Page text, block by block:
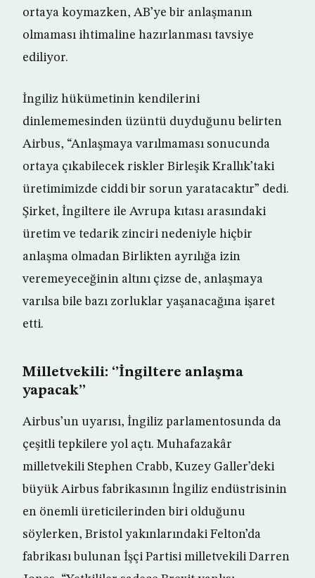
ortaya koymazken, AB’ye bir anlaşmanın
olmaması ihtimaline hazırlanması tavsiye
ediliyor.
İngiliz hükümetinin kendilerini
dinlememesinden üzüntü duyduğunu belirten
Airbus, “Anlaşmaya varılmaması sonucunda
ortaya çıkabilecek riskler Birleşik Krallık’taki
üretimimizde ciddi bir sorun yaratacaktır” dedi.
Şirket, İngiltere ile Avrupa kıtası arasındaki
üretim ve tedarik zinciri nedeniyle hiçbir
anlaşma olmadan Birlikten ayrılığa izin
veremeyeceğinin altını çizse de, anlaşmaya
varılsa bile bazı zorluklar yaşanacağına işaret
etti.
Milletvekili: ‘’İngiltere anlaşma
yapacak’’
Airbus’un uyarısı, İngiliz parlamentosunda da
çeşitli tepkilere yol açtı. Muhafazakâr
milletvekili Stephen Crabb, Kuzey Galler’deki
büyük Airbus fabrikasının İngiliz endüstrisinin
en önemli üreticilerinden biri olduğunu
söylerken, Bristol yakınlarındaki Felton’da
fabrikası bulunan İşçi Partisi milletvekili Darren